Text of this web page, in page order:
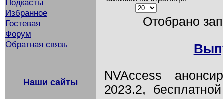
Подкасты
Избранное
Гостевая
Форум
Обратная связь
Наши сайты
Отобрано
NVAccess
2023.2,